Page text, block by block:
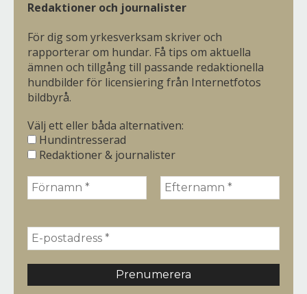
Redaktioner och journalister
För dig som yrkesverksam skriver och
rapporterar om hundar. Få tips om aktuella
ämnen och tillgång till passande redaktionella
hundbilder för licensiering från Internetfotos
bildbyrå.
Välj ett eller båda alternativen:
Hundintresserad
Redaktioner & journalister